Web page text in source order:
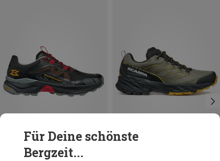
Du sparst 20%
Für Deine schönste
Bergzeit...